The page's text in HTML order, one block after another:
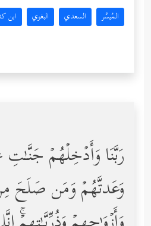
المُيسَّر السعدي البغوي ابن
رَبَّنَا وَأَدۡخِلۡهُمۡ
وَعَدتَّهُمۡ وَمَن صَلَحَ